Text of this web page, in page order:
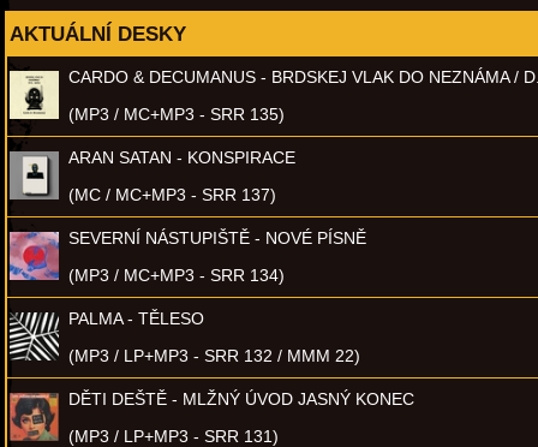
AKTUÁLNÍ DESKY
CARDO & DECUMANUS - BRDSKEJ VLAK DO NEZNÁMA /
(MP3 / MC+MP3 - SRR 135)
ARAN SATAN - KONSPIRACE
(MC / MC+MP3 - SRR 137)
SEVERNÍ NÁSTUPIŠTĚ - NOVÉ PÍSNĚ
(MP3 / MC+MP3 - SRR 134)
PALMA - TĚLESO
(MP3 / LP+MP3 - SRR 132 / MMM 22)
DĚTI DEŠTĚ - MLŽNÝ ÚVOD JASNÝ KONEC
(MP3 / LP+MP3 - SRR 131)